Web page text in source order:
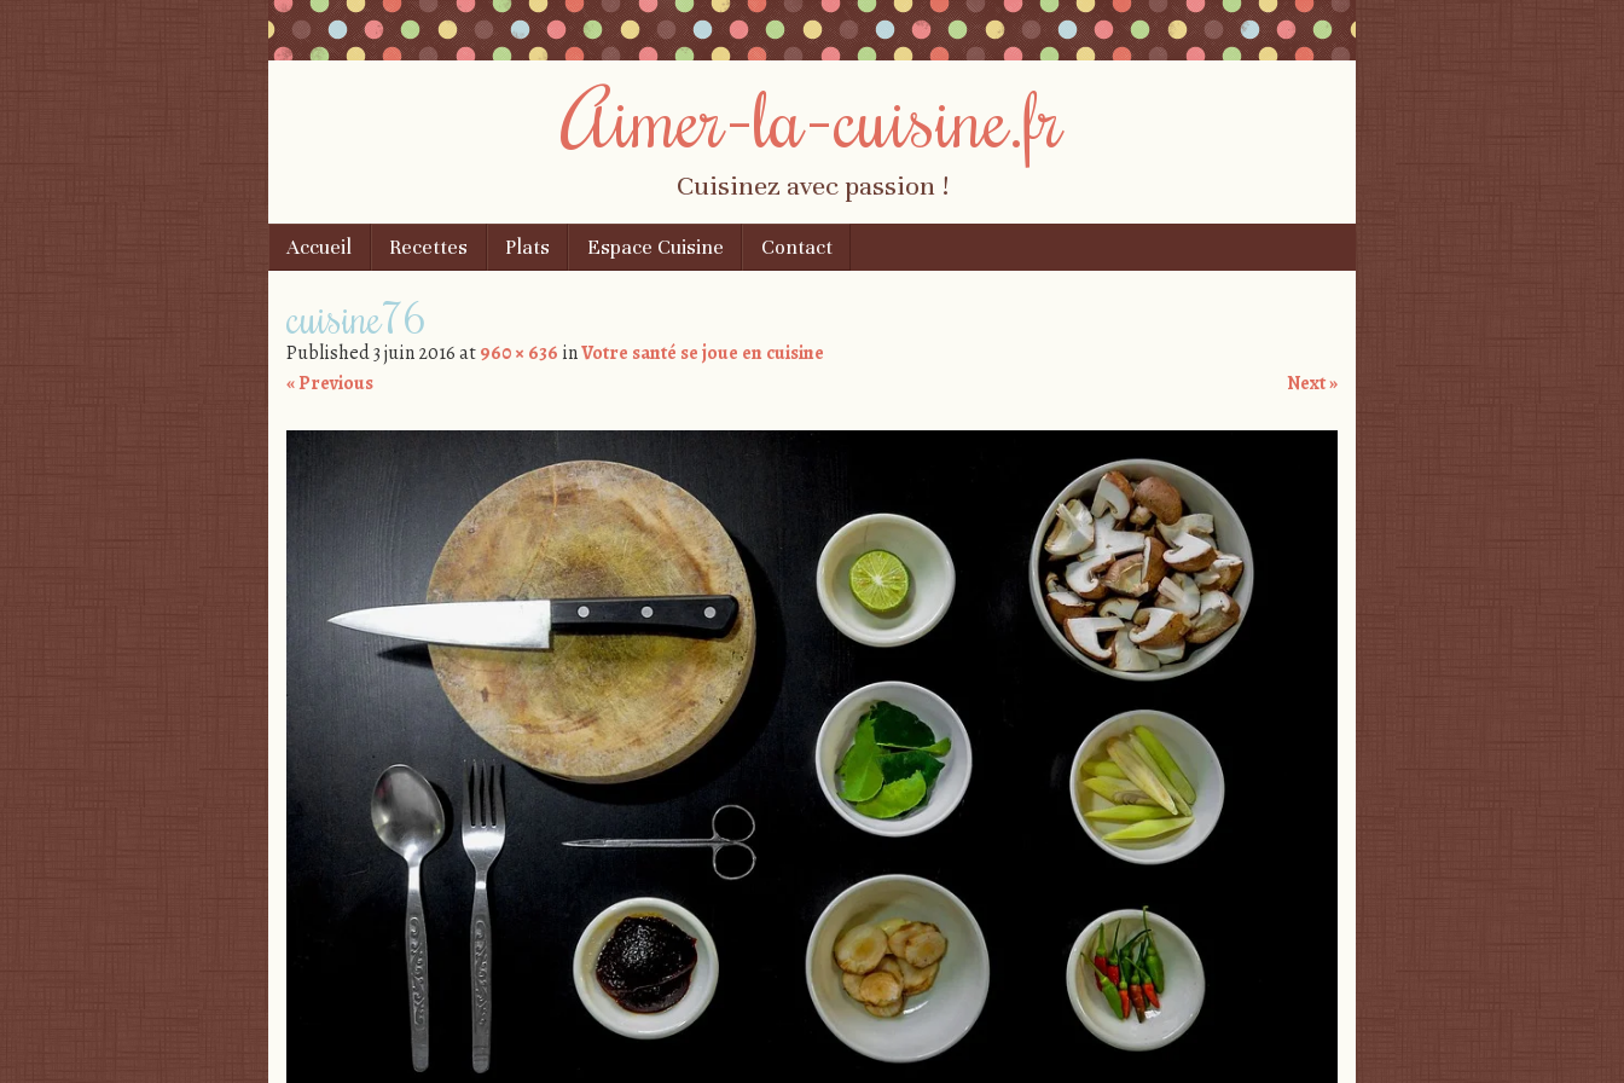
Aimer-la-cuisine.fr
Cuisinez avec passion !
Menu
Skip to content
Accueil Recettes Plats Espace Cuisine Contact
cuisine76
Published3 juin 2016at960 × 636 inVotre santé se joue en cuisine
« Previous
Next »